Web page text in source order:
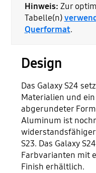
Hinweis: Zur
Tabelle(n)
Querformat.
Design
Das Galaxy S24
Materialien und
abgerundeter
Aluminum ist
widerstandsfähiger
S23. Das Galaxy
Farbvarianten mit
Finish erhältlich.